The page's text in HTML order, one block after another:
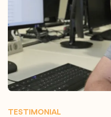
TESTIMONIAL